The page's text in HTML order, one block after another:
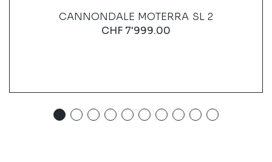
CANNONDALE MOTERRA SL 2
CHF 7'999.00